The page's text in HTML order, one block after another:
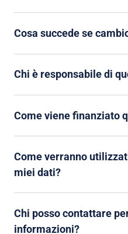
Cosa succede se
Chi è responsabile di
Come viene finanziato
Come verranno
miei dati?
Chi posso contattare
informazioni?